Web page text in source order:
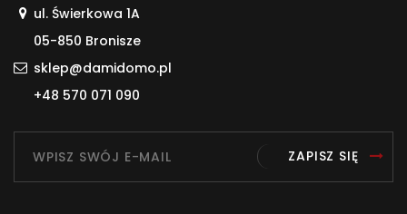
ul. Świerkowa 1A
05-850 Bronisze
sklep@damidomo.pl
+48 570 071 090
ZAPISZ SIĘ